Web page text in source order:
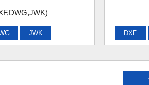
JWK DXF